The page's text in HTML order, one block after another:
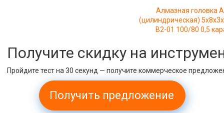
Алмазная головка
(цилиндрическая)
В2-01 100/80 0,5
Получите скидку на
Пройдите тест на 30 секунд — получите коммерческое
Получить предложение